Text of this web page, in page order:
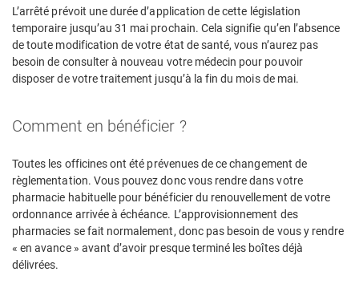
L’arrêté prévoit une durée d’application de cette législation
temporaire jusqu’au 31 mai prochain. Cela signifie qu’en l’absence
de toute modification de votre état de santé, vous n’aurez pas
besoin de consulter à nouveau votre médecin pour pouvoir
disposer de votre traitement jusqu’à la fin du mois de mai.
Comment en bénéficier ?
Toutes les officines ont été prévenues de ce changement de
règlementation. Vous pouvez donc vous rendre dans votre
pharmacie habituelle pour bénéficier du renouvellement de votre
ordonnance arrivée à échéance. L’approvisionnement des
pharmacies se fait normalement, donc pas besoin de vous y rendre
« en avance » avant d’avoir presque terminé les boîtes déjà
délivrées.